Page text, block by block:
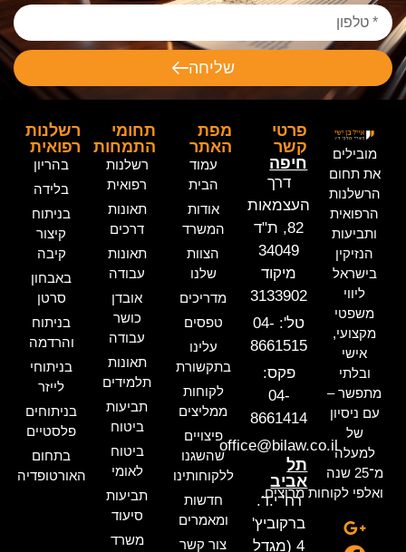
שליחה
מובילים
את תחום
הרשלנות
הרפואית
ותביעות
הנזיקין
בישראל
ליווי
משפטי
מקצועי,
אישי
ובלתי
מתפשר –
עם ניסיון
של
למעלה
מ־25 שנה
ואלפי לקוחות מרוצים.
מפת
האתר
עמוד
הבית
אודות
המשרד
הצוות
שלנו
מדריכים
טפסים
עלינו
בתקשורת
לקוחות
ממליצים
פיצויים
שהשגנו
ללקוחותינו
חדשות
ומאמרים
צור קשר
תחומי
התמחות
רשלנות
רפואית
תאונות
דרכים
תאונות
עבודה
אובדן
כושר
עבודה
תאונות
תלמידים
תביעות
ביטוח
ביטוח
לאומי
תביעות
סיעוד
משרד
רשלנות
רפואית
בהריון
בלידה
בניתוח
קיצור
קיבה
באבחון
סרטן
בניתוח
והרדמה
בניתוחי
לייזר
בניתוחים
פלסטיים
בתחום
האורטופדיה
פרטי
קשר
חיפה
דרך
העצמאות
82, ת"ד
34049
מיקוד
3133902
טל': 04-
8661515
פקס:
04-
8661414
office@bilaw.co.il
תל
אביב
רח' י.ד.
ברקוביץ'
4 (מגדל